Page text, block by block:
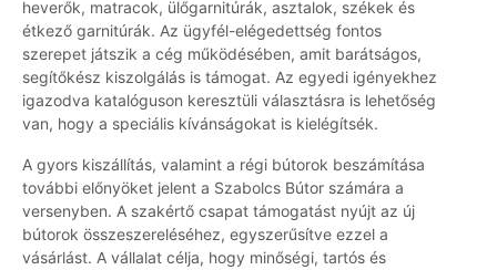
heverők, matracok, ülőgarnitúrák, asztalok, székek és
étkező garnitúrák. Az ügyfél-elégedettség fontos
szerepet játszik a cég működésében, amit barátságos,
segítőkész kiszolgálás is támogat. Az egyedi igényekhez
igazodva katalóguson keresztüli választásra is lehetőség
van, hogy a speciális kívánságokat is kielégítsék.
A gyors kiszállítás, valamint a régi bútorok beszámítása
további előnyöket jelent a Szabolcs Bútor számára a
versenyben. A szakértő csapat támogatást nyújt az új
bútorok összeszereléséhez, egyszerűsítve ezzel a
vásárlást. A vállalat célja, hogy minőségi, tartós és